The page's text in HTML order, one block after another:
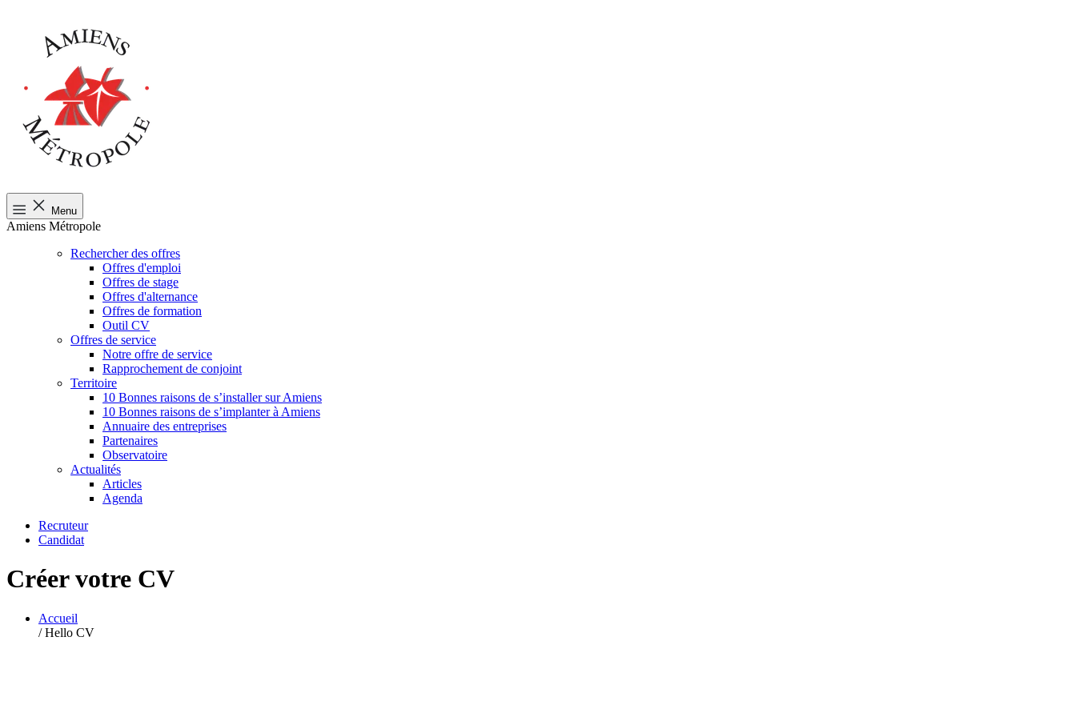
Menu
Amiens Métropole
Rechercher des offres
Offres d'emploi
Offres de stage
Offres d'alternance
Offres de formation
Outil CV
Offres de service
Notre offre de service
Rapprochement de conjoint
Territoire
10 Bonnes raisons de s’installer sur Amiens
10 Bonnes raisons de s’implanter à Amiens
Annuaire des entreprises
Partenaires
Observatoire
Actualités
Articles
Agenda
Recruteur
Candidat
Créer votre CV
Accueil
/ Hello CV